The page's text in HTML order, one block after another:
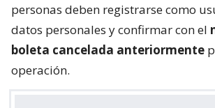
personas deben registrarse como
datos personales y confirmar con el
boleta cancelada anteriormente
operación.